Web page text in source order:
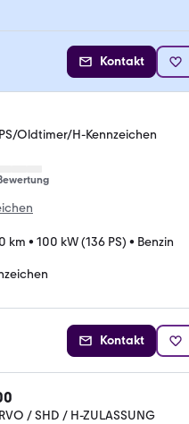
Kontakt
Oldtimer/H-Kennzeichen
km • 100 kW (136 PS) • Benzin
Kontakt
/ SHD / H-ZULASSUNG